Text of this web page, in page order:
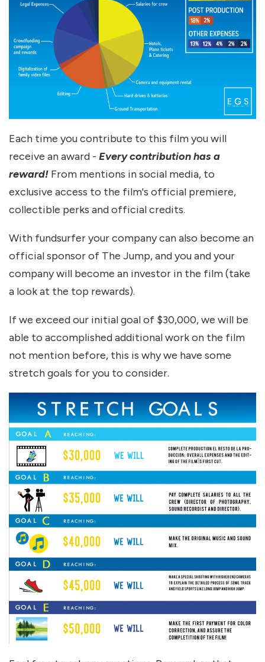
Each time you contribute to this film you will
receive an award - Every contribution has a
reward! From mentions in social media, to
exclusive access to the film's official premiere,
collectible perks and official credits.
With fundsurfer your company can also become an
official sponsor of The Jump, and you and your
company will become an investor in the film (take
a look at the top rewards).
If we exceed our initial goal of $30,000, we will be
able to accomplished additional work on the film
not mention before, this is why we have some
stretch goals for you to consider.